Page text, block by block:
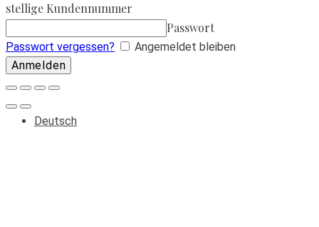
stellige Kundennummer
Passwort
Passwort vergessen? Angemeldet bleiben
Deutsch